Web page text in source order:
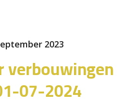
2023
verbouwingen
07-2024